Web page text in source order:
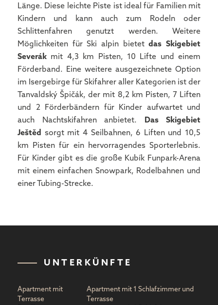
Länge. Diese leichte Piste ist ideal für Familien mit
Kindern und kann auch zum Rodeln oder
Schlittenfahren genutzt werden. Weitere
Möglichkeiten für Ski alpin bietetdas Skigebiet
Severák mit 4,3 km Pisten, 10 Lifte und einem
Förderband. Eine weitere ausgezeichnete Option
im Isergebirge für Skifahrer aller Kategorien ist der
Tanvaldský Špičák, der mit 8,2 km Pisten, 7 Liften
und 2 Förderbändern für Kinder aufwartet und
auch Nachtskifahren anbietet.
Das Skigebiet
Ještěd
sorgt mit 4 Seilbahnen, 6 Liften und 10,5
km Pisten für ein hervorragendes Sporterlebnis.
Für Kinder gibt es die große Kubík Funpark-Arena
mit einem einfachen Snowpark, Rodelbahnen und
einer Tubing-Strecke.
UNTERKÜNFTE
Apartment mit
Terrasse
Apartment mit 1 Schlafzimmer und
Terrasse